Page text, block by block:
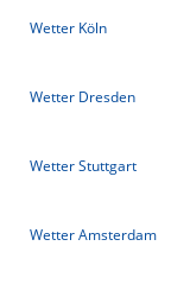
Wetter Köln
Wetter Dresden
Wetter Stuttgart
Wetter Amsterdam